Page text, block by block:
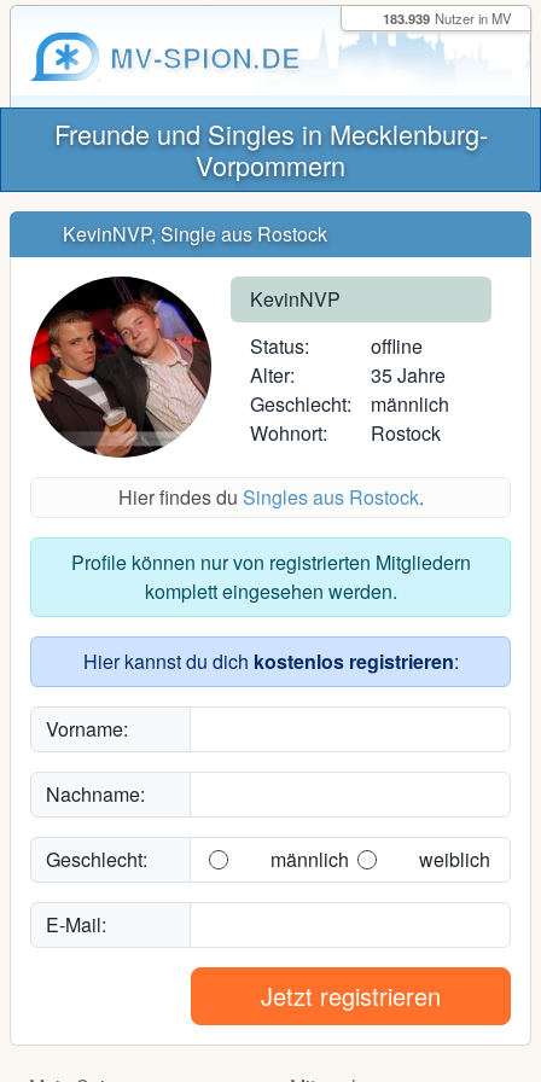
MV-SPION.DE
183.939 Nutzer in MV
Freunde und Singles in Mecklenburg-
Vorpommern
KevinNVP, Single aus Rostock
KevinNVP
Status:
offline
Alter:
35 Jahre
Geschlecht:
männlich
Wohnort:
Rostock
Hier findes du Singles aus Rostock.
Profile können nur von registrierten Mitgliedern
komplett eingesehen werden.
Hier kannst du dich kostenlos registrieren:
Vorname:
Nachname:
Geschlecht: männlich weiblich
E-Mail:
Jetzt registrieren